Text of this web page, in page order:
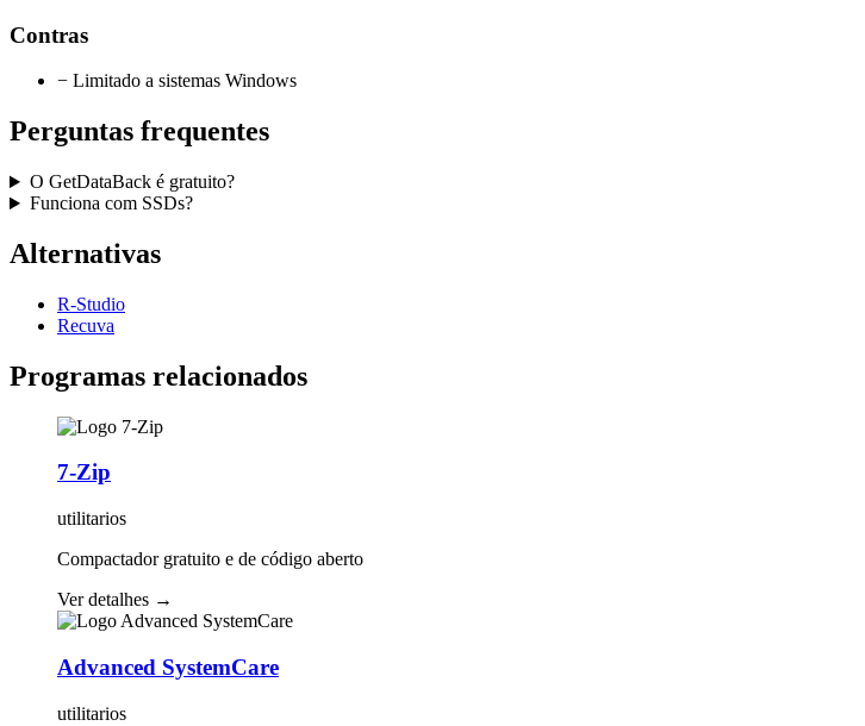
Contras
− Limitado a sistemas Windows
Perguntas frequentes
O GetDataBack é gratuito?
Funciona com SSDs?
Alternativas
R-Studio
Recuva
Programas relacionados
7-Zip
utilitarios
Compactador gratuito e de código aberto
Ver detalhes →
Advanced SystemCare
utilitarios